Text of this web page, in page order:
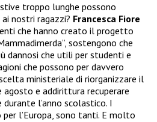
troppo lunghe possono
nostri ragazzi? Francesca Fiore
che hanno creato il progetto
sostengono che
dannosi che utili per studenti e
che possono per davvero
ministeriale di riorganizzare il
agosto e addirittura recuperare
l’anno scolastico. I
l’Europa, sono tanti. E molto